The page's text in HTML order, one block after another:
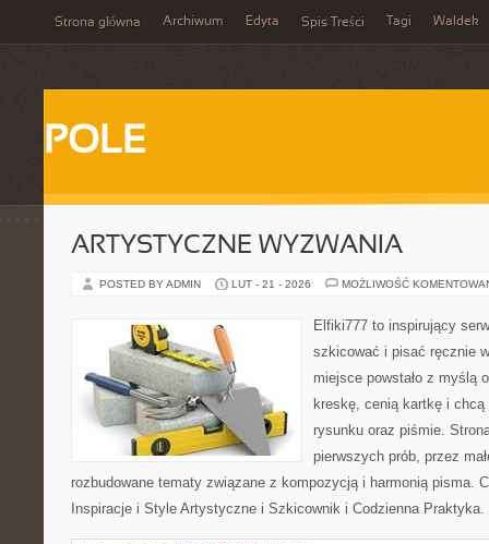
Strona główna Archiwum Edyta Spis Treści Tagi Waldek
POLE
ARTYSTYCZNE WYZWANIA
POSTED BY ADMIN LUT - 21 - 2026 MOŻLIWOŚĆ
Elfiki777 to inspirujący
szkicować i pisać ręcznie
miejsce powstało z myślą
kreskę, cenią kartkę i chcą
rysunku oraz piśmie.
pierwszych prób, przez
rozbudowane tematy związane z kompozycją i harmonią pisma.
Inspiracje i Style Artystyczne i Szkicownik i Codzienna